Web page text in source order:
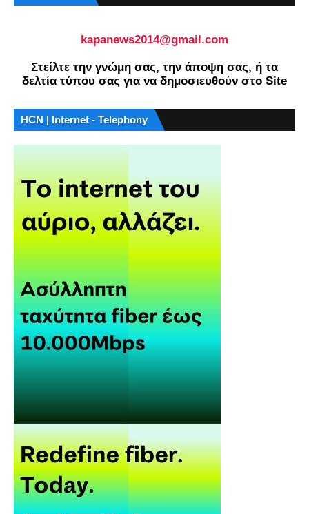
kapanews2014@gmail.com
Στείλτε την γνώμη σας, την άποψη σας, ή τα
δελτία τύπου σας για να δημοσιευθούν στο Site
HCN | Internet - Telephony